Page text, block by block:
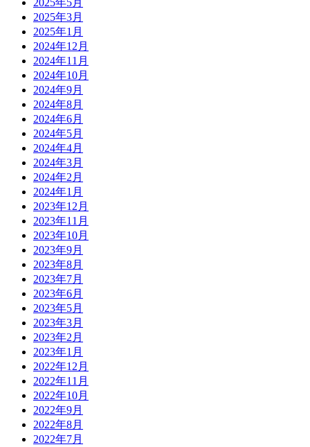
2025年5月
2025年3月
2025年1月
2024年12月
2024年11月
2024年10月
2024年9月
2024年8月
2024年6月
2024年5月
2024年4月
2024年3月
2024年2月
2024年1月
2023年12月
2023年11月
2023年10月
2023年9月
2023年8月
2023年7月
2023年6月
2023年5月
2023年3月
2023年2月
2023年1月
2022年12月
2022年11月
2022年10月
2022年9月
2022年8月
2022年7月